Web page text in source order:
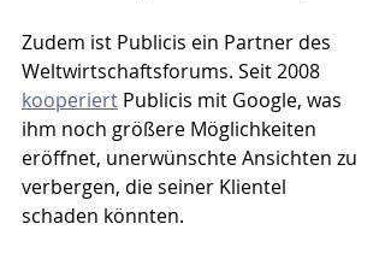
Zudem ist Publicis ein Partner des
Weltwirtschaftsforums. Seit 2008
kooperiert Publicis mit Google, was
ihm noch größere Möglichkeiten
eröffnet, unerwünschte Ansichten zu
verbergen, die seiner Klientel
schaden könnten.